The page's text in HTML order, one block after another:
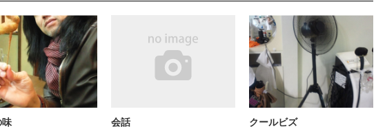
味 会話 クールビズ